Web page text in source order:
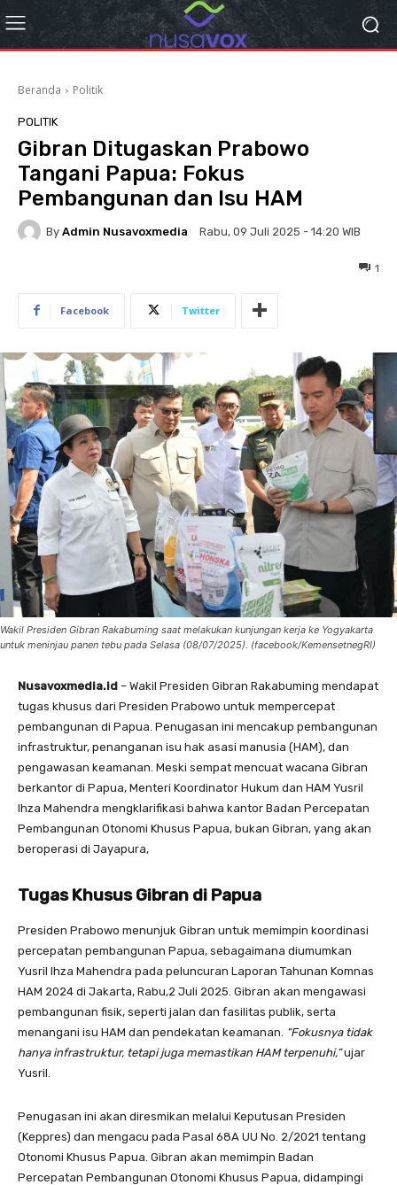
Beranda Politik
POLITIK
Gibran Ditugaskan Prabowo
Tangani Papua: Fokus
Pembangunan dan Isu HAM
By Admin Nusavoxmedia Rabu, 09 Juli 2025 - 14:20 WIB
1
Facebook Twitter
Wakil Presiden Gibran Rakabuming saat melakukan kunjungan kerja ke Yogyakarta
untuk meninjau panen tebu pada Selasa (08/07/2025). (facebook/KemensetnegRI)
Nusavoxmedia.id – Wakil Presiden Gibran Rakabuming mendapat
tugas khusus dari Presiden Prabowo untuk mempercepat
pembangunan di Papua. Penugasan ini mencakup pembangunan
infrastruktur, penanganan isu hak asasi manusia (HAM), dan
pengawasan keamanan. Meski sempat mencuat wacana Gibran
berkantor di Papua, Menteri Koordinator Hukum dan HAM Yusril
Ihza Mahendra mengklarifikasi bahwa kantor Badan Percepatan
Pembangunan Otonomi Khusus Papua, bukan Gibran, yang akan
beroperasi di Jayapura,
Tugas Khusus Gibran di Papua
Presiden Prabowo menunjuk Gibran untuk memimpin koordinasi
percepatan pembangunan Papua, sebagaimana diumumkan
Yusril Ihza Mahendra pada peluncuran Laporan Tahunan Komnas
HAM 2024 di Jakarta, Rabu,2 Juli 2025. Gibran akan mengawasi
pembangunan fisik, seperti jalan dan fasilitas publik, serta
menangani isu HAM dan pendekatan keamanan. “Fokusnya tidak
hanya infrastruktur, tetapi juga memastikan HAM terpenuhi,”ujar
Yusril.
Penugasan ini akan diresmikan melalui Keputusan Presiden
(Keppres) dan mengacu pada Pasal 68A UU No. 2/2021 tentang
Otonomi Khusus Papua. Gibran akan memimpin Badan
Percepatan Pembangunan Otonomi Khusus Papua, didampingi